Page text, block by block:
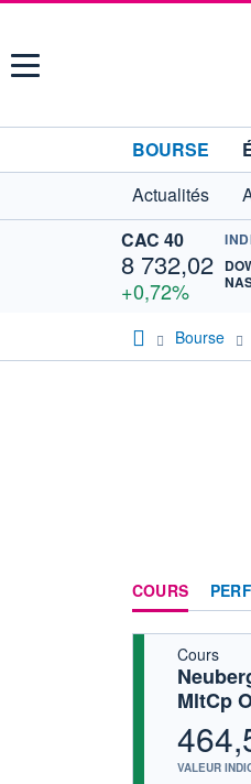
Menu
BOURSE
Actualités
CAC 40
8 732,02
+0,72%
Bourse
COURS
Cours
MltCp
VALEUR